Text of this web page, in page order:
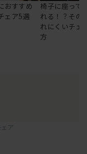
おすすめ
ェア5選
椅子に座って
れる！？その
れにくいチェ
方
ア